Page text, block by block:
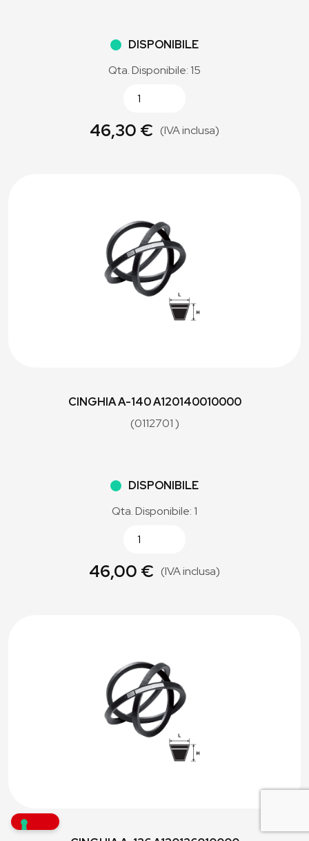
DISPONIBILE
Qta. Disponibile: 15
46,30 € (IVA inclusa)
CINGHIA A-140 A120140010000
(0112701 )
DISPONIBILE
Qta. Disponibile: 1
46,00 € (IVA inclusa)